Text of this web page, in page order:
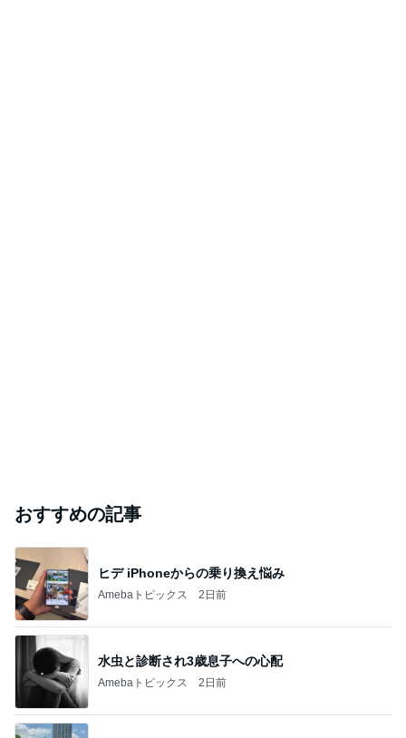
おすすめの記事
ヒデ iPhoneからの乗り換え悩み
Amebaトピックス 2日前
水虫と診断され3歳息子への心配
Amebaトピックス 2日前